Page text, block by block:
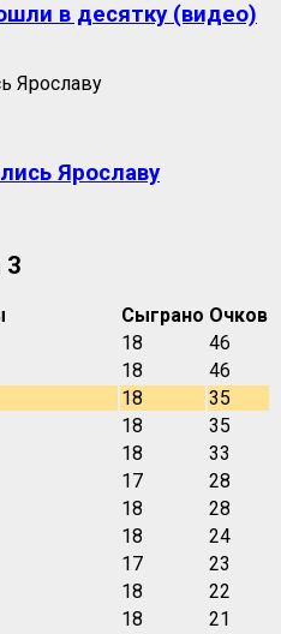
в десятку (видео)
Ярославу
3
Сыграно Очков
18
46
18
46
18
35
18
35
18
33
17
28
18
28
18
24
17
23
18
22
18
21